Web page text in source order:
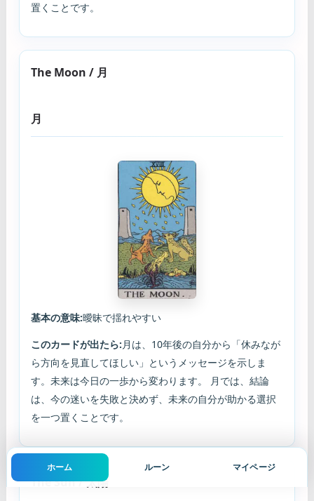
置くことです。
The Moon / 月
月
基本の意味:曖昧で揺れやすい
このカードが出たら:月は、10年後の自分から「休みなが
ら方向を見直してほしい」というメッセージを示しま
す。未来は今日の一歩から変わります。 月では、結論
は、今の迷いを失敗と決めず、未来の自分が助かる選択
を一つ置くことです。
The Sun / 太陽
ホーム ルーン マイページ